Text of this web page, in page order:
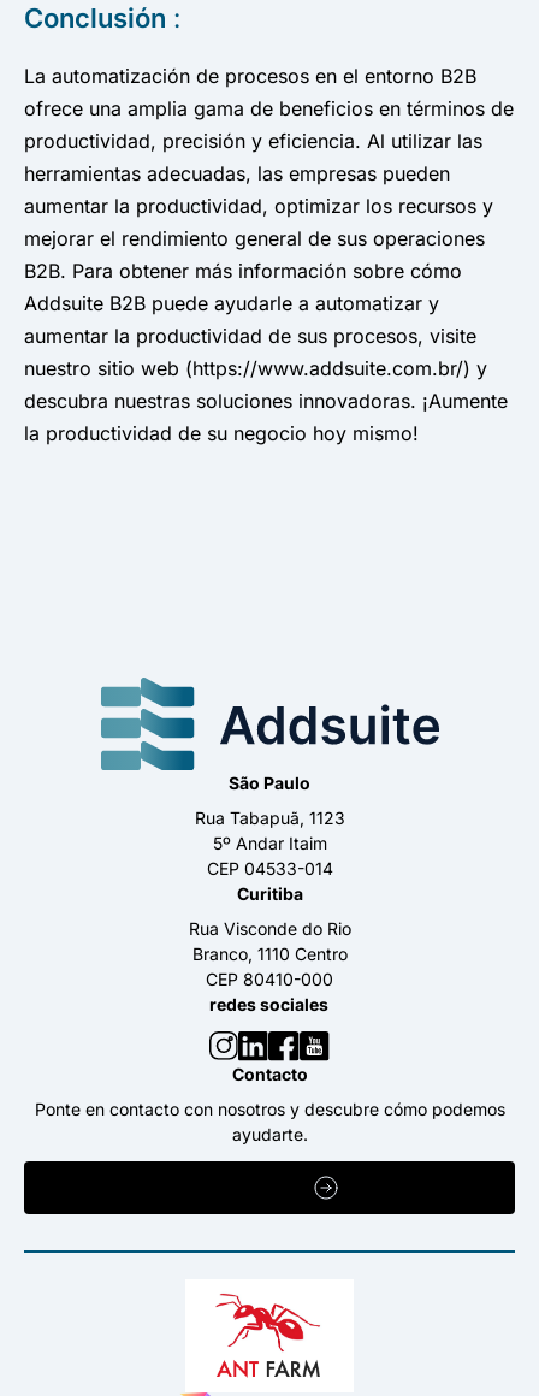
Conclusión :
La automatización de procesos en el entorno B2B
ofrece una amplia gama de beneficios en términos de
productividad, precisión y eficiencia. Al utilizar las
herramientas adecuadas, las empresas pueden
aumentar la productividad, optimizar los recursos y
mejorar el rendimiento general de sus operaciones
B2B. Para obtener más información sobre cómo
Addsuite B2B puede ayudarle a automatizar y
aumentar la productividad de sus procesos, visite
nuestro sitio web (https://www.addsuite.com.br/) y
descubra nuestras soluciones innovadoras. ¡Aumente
la productividad de su negocio hoy mismo!
São Paulo
Rua Tabapuã, 1123
5º Andar Itaim
CEP 04533-014
Curitiba
Rua Visconde do Rio
Branco, 1110 Centro
CEP 80410-000
redes sociales
Contacto
Ponte en contacto con nosotros y descubre cómo podemos
ayudarte.